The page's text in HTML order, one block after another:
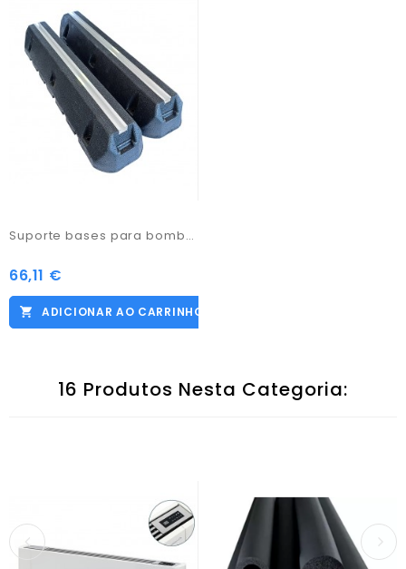
Suporte bases para bomba calor 600x130x95
Preço
66,11 €
ADICIONAR AO CARRINHO
16 Produtos Nesta Categoria: